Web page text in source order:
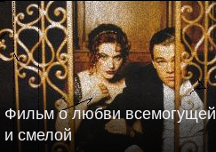
Фильм о любви всемогущей
и смелой